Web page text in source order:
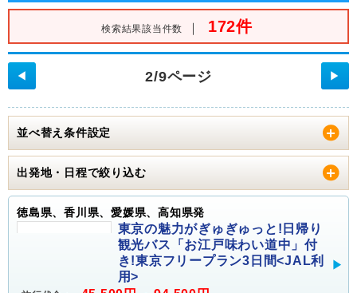
検索結果該当件数 ｜ 172件
2/9ページ
◀ ▶
並べ替え条件設定
出発地・日程で絞り込む
徳島県、香川県、愛媛県、高知県発
東京の魅力がぎゅぎゅっと!日帰り
観光バス「お江戸味わい道中」付
き!東京フリープラン3日間<JAL利
用>